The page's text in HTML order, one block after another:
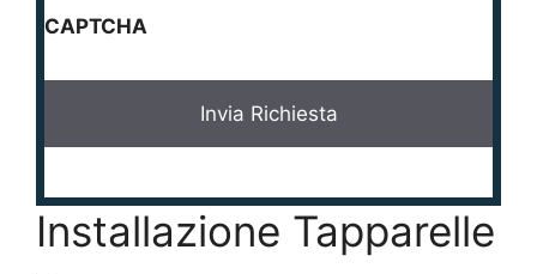
c
*
CAPTCHA
Installazione Tapparelle